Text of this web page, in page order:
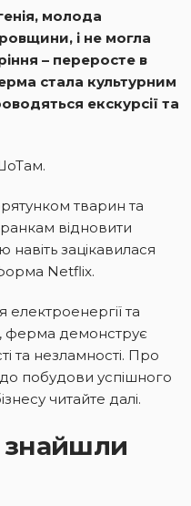
молода
і не могла
– переросте в
стала культурним
екскурсії та
тварин та
відновити
зацікавилася
Netflix.
та
ферма демонструє
та незламності. Про
побудови успішного
читайте далі.
знайшли